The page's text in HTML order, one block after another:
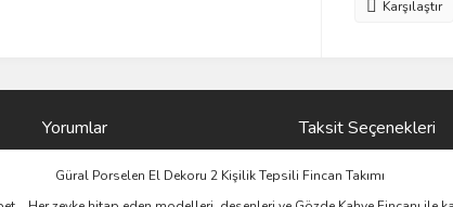
Karşılaştır
Yorumlar Taksit Seçenekleri
Güral Porselen El Dekoru 2 Kişilik Tepsili Fincan Takımı